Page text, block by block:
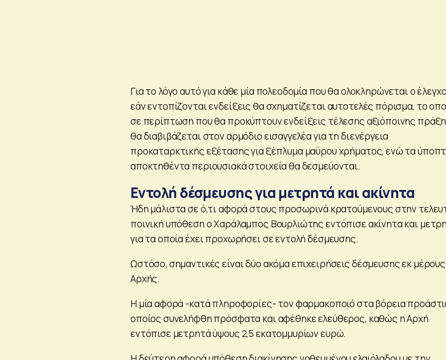
Για το λόγο αυτό για κάθε μία πολεοδομία που θα ολοκληρώνεται ο
εάν εντοπίζονται ενδείξεις θα σχηματίζεται αυτοτελές πόρισμα, το
σε περίπτωση που θα προκύπτουν ενδείξεις τέλεσης αξιόποινης
θα διαβιβάζεται στον αρμόδιο εισαγγελέα για τη διενέργεια
προκαταρκτικής εξέτασης για ξέπλυμα μαύρου χρήματος, ενώ τα
αποκτηθέντα περιουσιακά στοιχεία θα δεσμεύονται.
Εντολή δέσμευσης για μετρητά και ακίνητα
Ήδη μάλιστα σε ό,τι αφορά στους προσωρινά κρατούμενους στην
ποινική υπόθεση ο Χαράλαμπος Βουρλιώτης εντόπισε ακίνητα και
για τα οποία έχει προχωρήσει σε εντολή δέσμευσης.
Ωστόσο, σημαντικές είναι δύο ακόμα επιχειρήσεις δέσμευσης εκ
Αρχής.
Η μία αφορά -κατά πληροφορίες- τον φαρμακοποιό στα βόρεια
οποίος συνελήφθη πρόσφατα και αφέθηκε ελεύθερος, καθώς η Αρχή
εντόπισε μετρητά ύψους 2,5 εκατομμυρίων ευρώ.